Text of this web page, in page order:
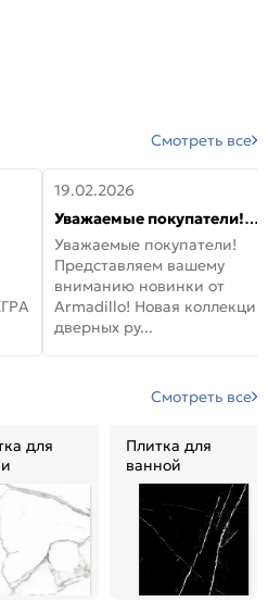
Смотреть все
19.02.2026
Уважаемые покупатели!
Представляем вашему
вниманию новинки от
Armadillo!
Уважаемые покупатели!
Представляем вашему
вниманию новинки от
Armadillo! Новая коллекция
дверных ру...
Смотреть все
для
Плитка для
ванной